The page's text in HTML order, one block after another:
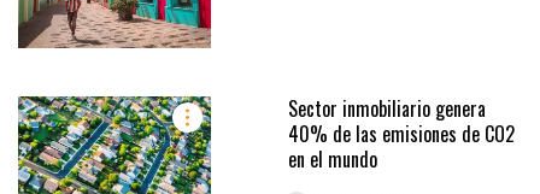
Sector inmobiliario genera
40% de las emisiones de CO2
en el mundo